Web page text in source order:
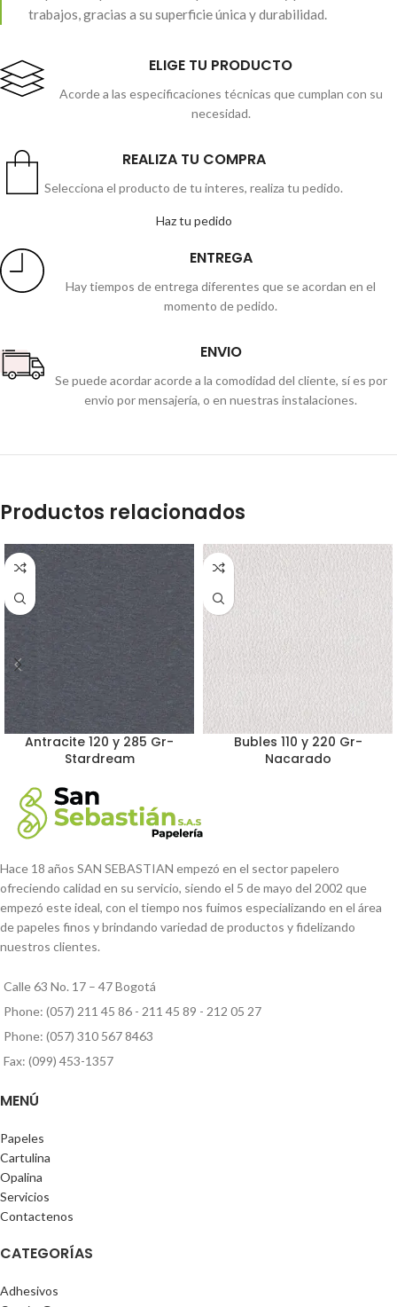
trabajos, gracias a su superficie única y durabilidad.
ELIGE TU PRODUCTO
Acorde a las especificaciones técnicas que cumplan con su
necesidad.
REALIZA TU COMPRA
Selecciona el producto de tu interes, realiza tu pedido.
Haz tu pedido
ENTREGA
Hay tiempos de entrega diferentes que se acordan en el
momento de pedido.
ENVIO
Se puede acordar acorde a la comodidad del cliente, sí es por
envio por mensajería, o en nuestras instalaciones.
Productos relacionados
Antracite 120 y 285 Gr-
Stardream
Bubles 110 y 220 Gr-
Nacarado
Hace 18 años SAN SEBASTIAN empezó en el sector papelero
ofreciendo calidad en su servicio, siendo el 5 de mayo del 2002 que
empezó este ideal, con el tiempo nos fuimos especializando en el área
de papeles finos y brindando variedad de productos y fidelizando
nuestros clientes.
Calle 63 No. 17 – 47 Bogotá
Phone: (057) 211 45 86 - 211 45 89 - 212 05 27
Phone: (057) 310 567 8463
Fax: (099) 453-1357
MENÚ
Papeles
Cartulina
Opalina
Servicios
Contactenos
CATEGORÍAS
Adhesivos